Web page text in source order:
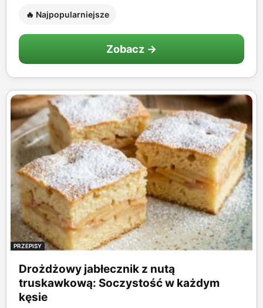
🔥 Najpopularniejsze
Zobacz →
PRZEPISY
Drożdżowy jabłecznik z nutą
truskawkową: Soczystość w każdym
kęsie